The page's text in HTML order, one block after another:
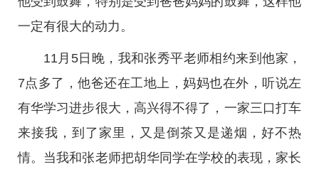
一定有很大的动力。
11月5日晚，我和张秀平老师相约来到他家，
7点多了，他爸还在工地上，妈妈也在外，听说左
有华学习进步很大，高兴得不得了，一家三口打车
来接我，到了家里，又是倒茶又是递烟，好不热
情。当我和张老师把胡华同学在学校的表现，家长